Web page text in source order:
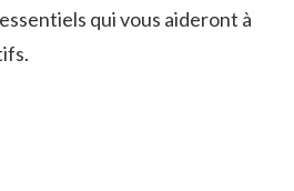
qui vous aideront à